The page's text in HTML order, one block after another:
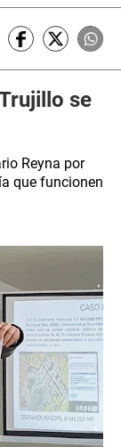
se
Reyna por
que funcionen